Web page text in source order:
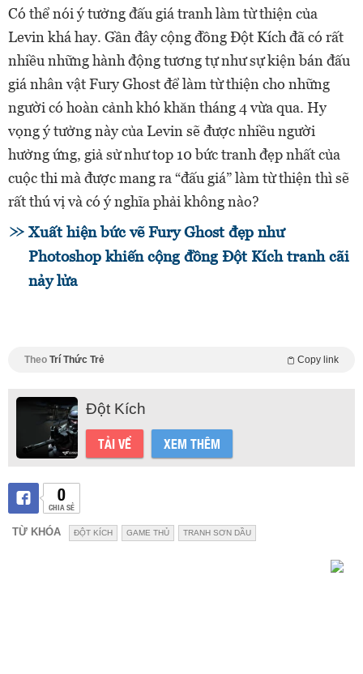
Có thể nói ý tưởng đấu giá tranh làm từ thiện của
Levin khá hay. Gần đây cộng đồng Đột Kích đã có rất
nhiều những hành động tương tự như sự kiện bán đấu
giá nhân vật Fury Ghost để làm từ thiện cho những
người có hoàn cảnh khó khăn tháng 4 vừa qua. Hy
vọng ý tưởng này của Levin sẽ được nhiều người
hưởng ứng, giả sử như top 10 bức tranh đẹp nhất của
cuộc thi mà được mang ra “đấu giá” làm từ thiện thì sẽ
rất thú vị và có ý nghĩa phải không nào?
Xuất hiện bức vẽ Fury Ghost đẹp như
Photoshop khiến cộng đồng Đột Kích tranh cãi
nảy lửa
Theo Trí Thức Trẻ Copy link
Đột Kích
TẢI VỀ XEM THÊM
0
CHIA SẺ
TỪ KHÓA ĐỘT KÍCH GAME THỦ TRANH SƠN DẦU